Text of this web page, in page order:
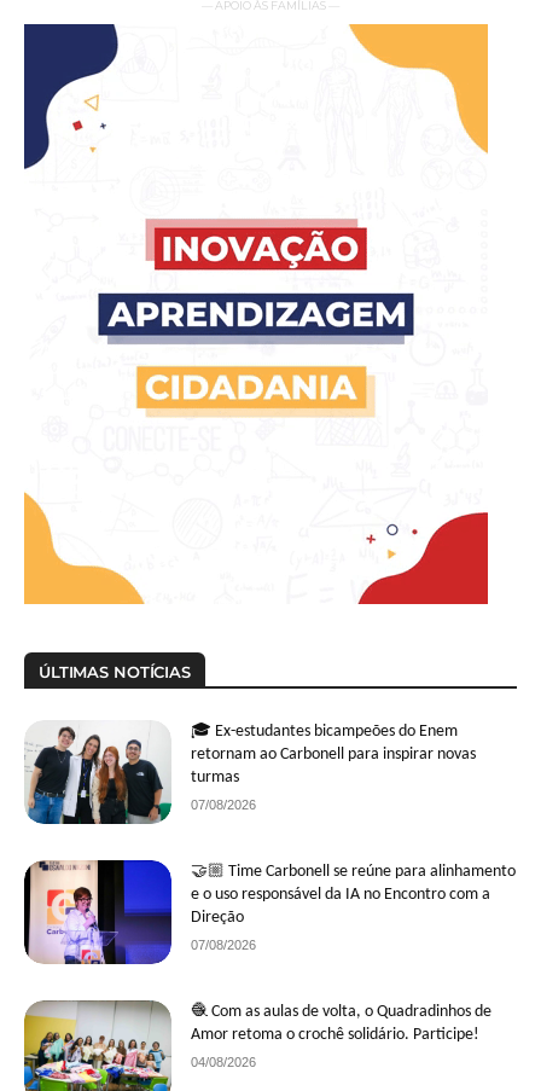
— APOIO ÀS FAMÍLIAS —
ÚLTIMAS NOTÍCIAS
🎓 Ex-estudantes bicampeões do Enem
retornam ao Carbonell para inspirar novas
turmas
07/08/2026
🤝🏼 Time Carbonell se reúne para alinhamento
e o uso responsável da IA no Encontro com a
Direção
07/08/2026
🧶 Com as aulas de volta, o Quadradinhos de
Amor retoma o crochê solidário. Participe!
04/08/2026